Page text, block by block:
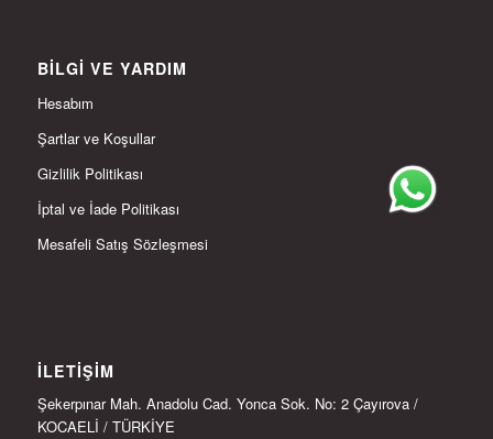
BILGI VE YARDIM
Hesabım
Şartlar ve Koşullar
Gizlilik Politikası
İptal ve İade Politikası
Mesafeli Satış Sözleşmesi
İLETIŞIM
Şekerpınar Mah. Anadolu Cad. Yonca Sok. No: 2 Çayırova /
KOCAELİ / TÜRKİYE